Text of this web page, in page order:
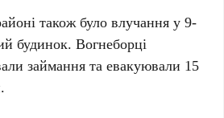
також було влучання у9-
будинок. Вогнеборці
займання таевакуювали 15
.